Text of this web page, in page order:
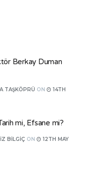
Berkay Duman
TAŞKÖPRÜ ON
14TH
mi, Efsane mi?
BILGIÇ ON
12TH MAY